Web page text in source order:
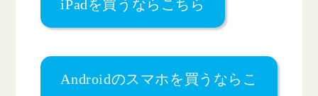
iPadを買うならこちら
Androidのスマホを買うならこ